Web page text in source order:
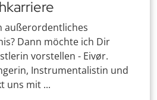
außerordentliches
Dann möchte ich Dir
vorstellen - Eivør.
Instrumentalistin und
uns mit ...